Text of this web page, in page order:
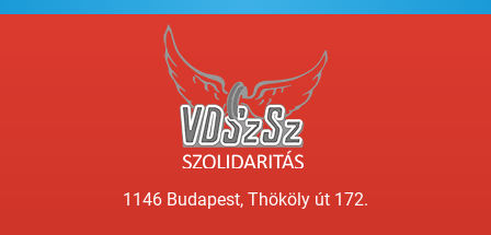
1146 Budapest, Thököly út 172.